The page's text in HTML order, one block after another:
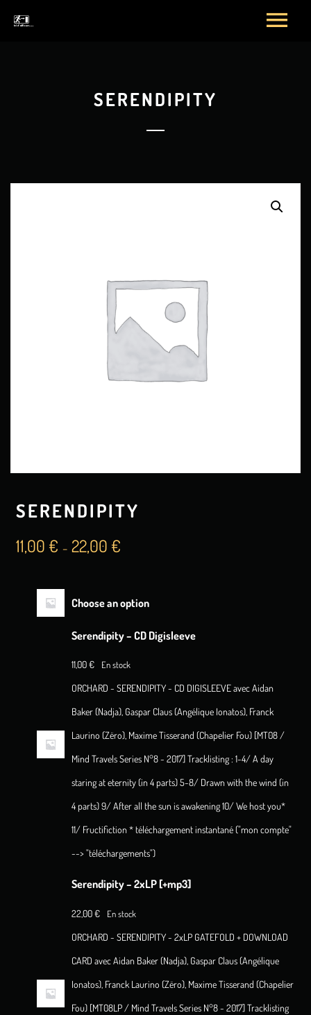
SERENDIPITY
SERENDIPITY
11,00€ – 22,00€
Choose an option
Serendipity – CD Digisleeve
11,00€ En stock
ORCHARD - SERENDIPITY - CD DIGISLEEVE avec Aidan
Baker (Nadja), Gaspar Claus (Angélique Ionatos), Franck
Laurino (Zëro), Maxime Tisserand (Chapelier Fou) [MT08 /
Mind Travels Series N°8 - 2017] Tracklisting : 1-4/ A day
staring at eternity (in 4 parts) 5-8/ Drawn with the wind (in
4 parts) 9/ After all the sun is awakening 10/ We host you*
11/ Fructifiction * téléchargement instantané ("mon compte"
--> "téléchargements")
Serendipity – 2xLP [+mp3]
22,00€ En stock
ORCHARD - SERENDIPITY - 2xLP GATEFOLD + DOWNLOAD
CARD avec Aidan Baker (Nadja), Gaspar Claus (Angélique
Ionatos), Franck Laurino (Zëro), Maxime Tisserand (Chapelier
Fou) [MT08LP / Mind Travels Series N°8 - 2017] Tracklisting